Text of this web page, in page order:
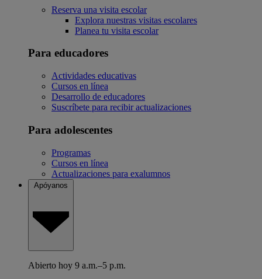
Reserva una visita escolar
Explora nuestras visitas escolares
Planea tu visita escolar
Para educadores
Actividades educativas
Cursos en línea
Desarrollo de educadores
Suscríbete para recibir actualizaciones
Para adolescentes
Programas
Cursos en línea
Actualizaciones para exalumnos
Apóyanos
Abierto hoy 9 a.m.–5 p.m.